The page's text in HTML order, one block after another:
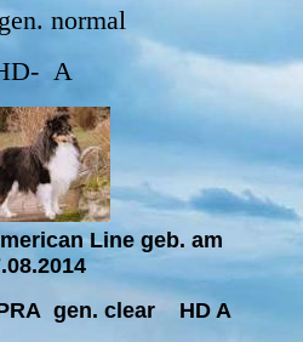
normal
A
Line geb. am
gen. clear HD A